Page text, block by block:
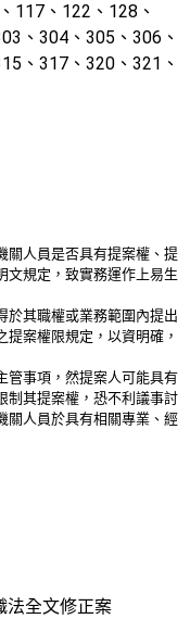
117、122、128、
、304、305、306、
、317、320、321、
關人員是否具有提案權、提
文規定，致實務運作上易生
於其職權或業務範圍內提出
案權限規定，以資明確，
管事項，然提案人可能具有
制其提案權，恐不利議事討
關人員於具有相關專業、經
法全文修正案